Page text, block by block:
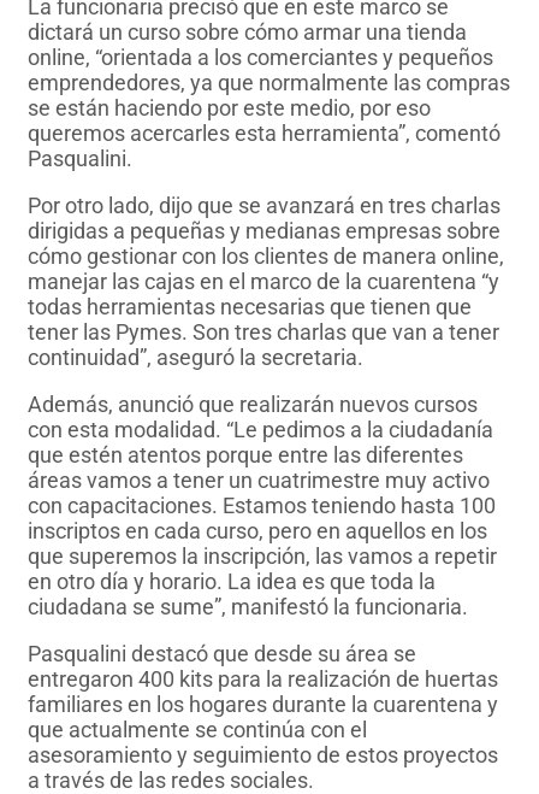
La funcionaria precisó que en este marco se
dictará un curso sobre cómo armar una tienda
online, “orientada a los comerciantes y pequeños
emprendedores, ya que normalmente las compras
se están haciendo por este medio, por eso
queremos acercarles esta herramienta”, comentó
Pasqualini.
Por otro lado, dijo que se avanzará en tres charlas
dirigidas a pequeñas y medianas empresas sobre
cómo gestionar con los clientes de manera online,
manejar las cajas en el marco de la cuarentena “y
todas herramientas necesarias que tienen que
tener las Pymes. Son tres charlas que van a tener
continuidad”, aseguró la secretaria.
Además, anunció que realizarán nuevos cursos
con esta modalidad. “Le pedimos a la ciudadanía
que estén atentos porque entre las diferentes
áreas vamos a tener un cuatrimestre muy activo
con capacitaciones. Estamos teniendo hasta 100
inscriptos en cada curso, pero en aquellos en los
que superemos la inscripción, las vamos a repetir
en otro día y horario. La idea es que toda la
ciudadana se sume”, manifestó la funcionaria.
Pasqualini destacó que desde su área se
entregaron 400 kits para la realización de huertas
familiares en los hogares durante la cuarentena y
que actualmente se continúa con el
asesoramiento y seguimiento de estos proyectos
a través de las redes sociales.